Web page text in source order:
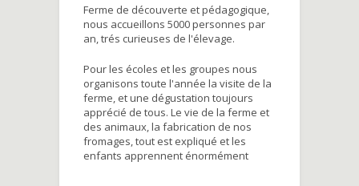
Ferme de découverte et pédagogique,
nous accueillons 5000 personnes par
an, trés curieuses de l'élevage.
Pour les écoles et les groupes nous
organisons toute l'année la visite de la
ferme, et une dégustation toujours
apprécié de tous. Le vie de la ferme et
des animaux, la fabrication de nos
fromages, tout est expliqué et les
enfants apprennent énormément